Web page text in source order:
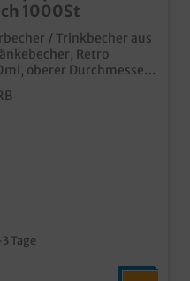
1000St
/ Trinkbecher aus
Retro
oberer Durchmesser
Tage